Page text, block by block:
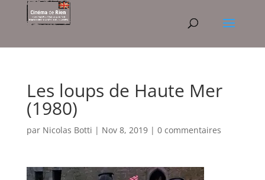
Les loups de Haute Mer
(1980)
par Nicolas Botti | Nov 8, 2019| 0 commentaires